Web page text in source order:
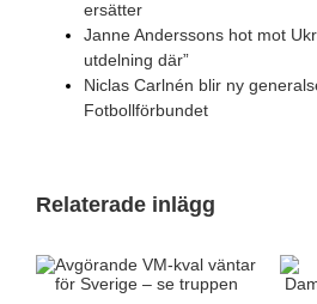
ersätter
Janne Anderssons hot mot
utdelning där”
Niclas Carlnén blir ny
Fotbollförbundet
Relaterade inlägg